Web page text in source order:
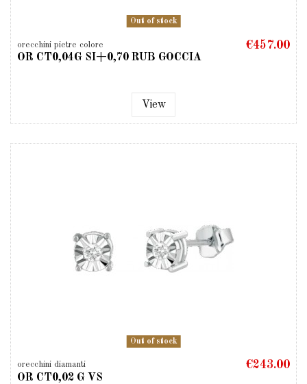
Out of stock
orecchini pietre colore
OR CT0,04G SI+0,70 RUB GOCCIA
€457.00
View
Out of stock
orecchini diamanti
OR CT0,02 G VS
€243.00